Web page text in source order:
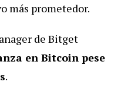
más prometedor.
de Bitget
en Bitcoin pese
.